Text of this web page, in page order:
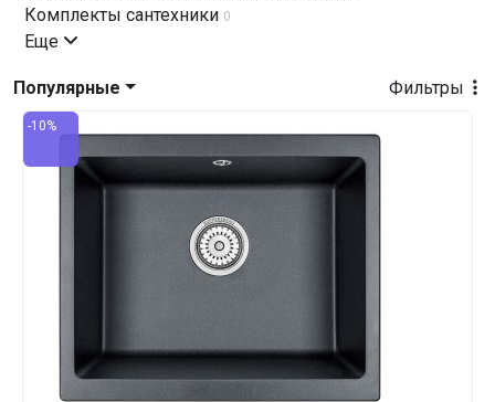
Комплекты сантехники 0
Еще
Фильтры
Популярные
-10%